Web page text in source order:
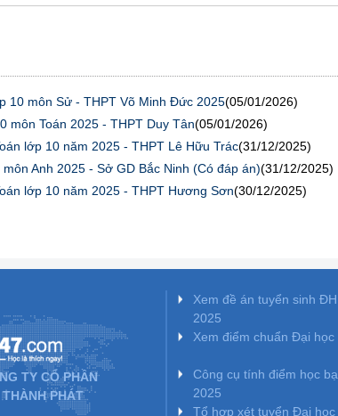
10 môn Sử - THPT Võ Minh Đức 2025(05/01/2026)
môn Toán 2025 - THPT Duy Tân(05/01/2026)
lớp 10 năm 2025 - THPT Lê Hữu Trác(31/12/2025)
Anh 2025 - Sở GD Bắc Ninh (Có đáp án)(31/12/2025)
lớp 10 năm 2025 - THPT Hương Sơn(30/12/2025)
TY CỔ PHẦN
PHÁT
Xem đề án tuyển sinh ĐH
2025
Xem điểm chuẩn Đại học
Công cụ tính điểm học bạ
2025
Tổ hợp xét tuyển Đại học